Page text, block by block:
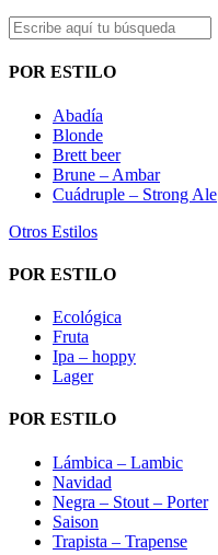
POR ESTILO
Abadía
Blonde
Brett beer
Brune – Ambar
Cuádruple – Strong Ale
Otros Estilos
POR ESTILO
Ecológica
Fruta
Ipa – hoppy
Lager
POR ESTILO
Lámbica – Lambic
Navidad
Negra – Stout – Porter
Saison
Trapista – Trapense